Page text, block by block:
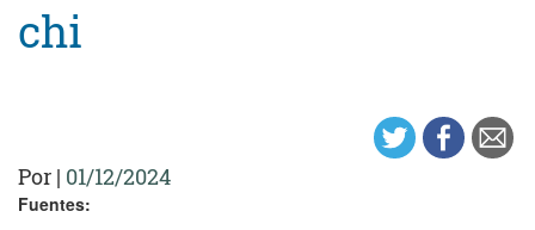
chi
Por | 01/12/2024
Fuentes: